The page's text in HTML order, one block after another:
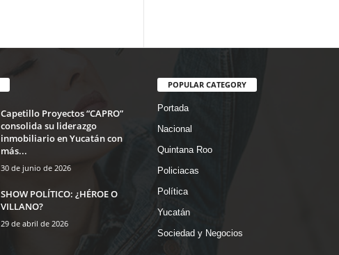
Capetillo Proyectos “CAPRO”
consolida su liderazgo
inmobiliario en Yucatán con
más...
30 de junio de 2026
SHOW POLÍTICO: ¿HÉROE O
VILLANO?
29 de abril de 2026
POPULAR CATEGORY
Portada
Nacional
Quintana Roo
Policiacas
Política
Yucatán
Sociedad y Negocios